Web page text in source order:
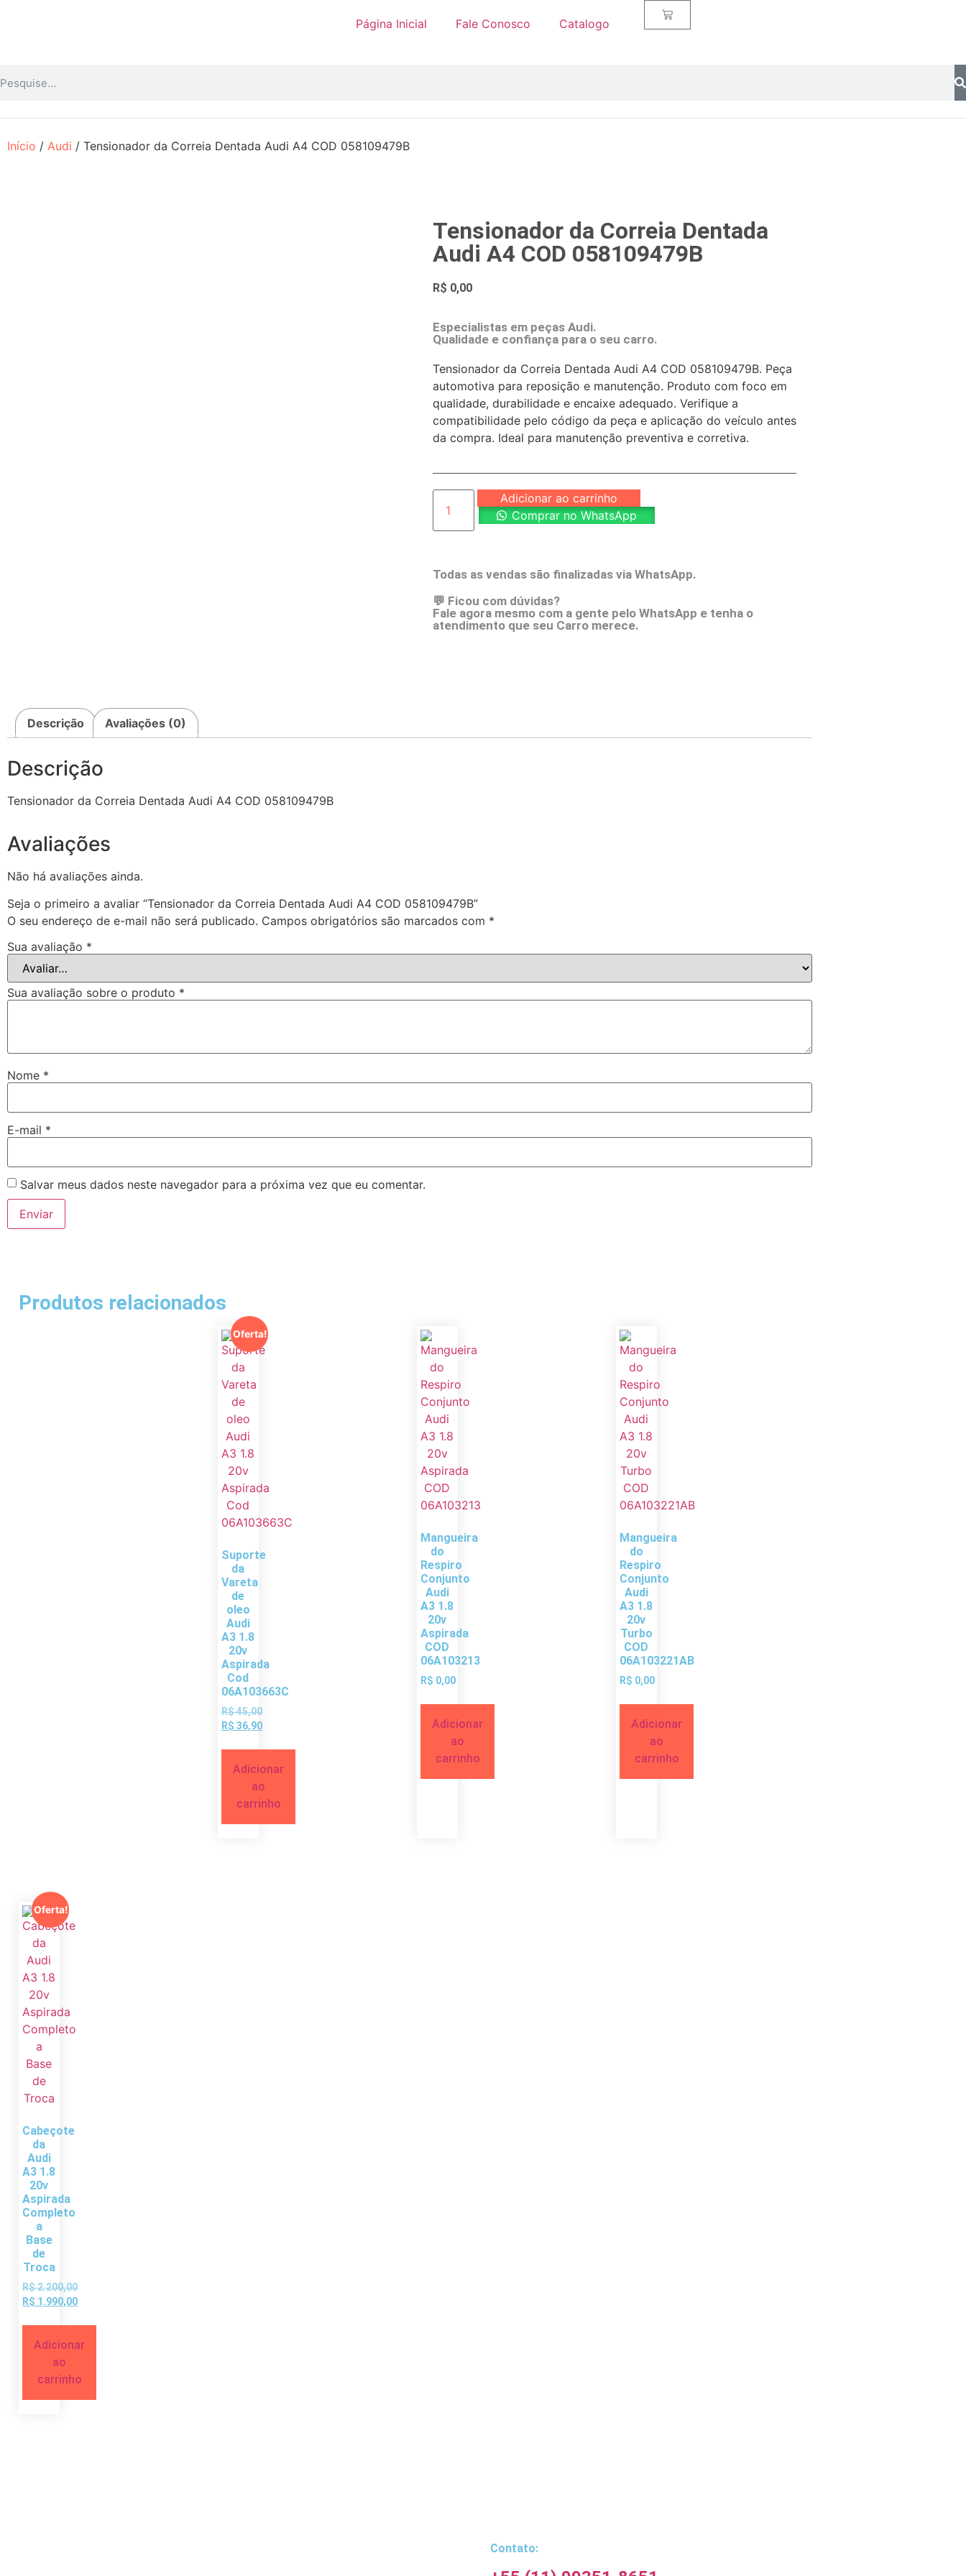
Página Inicial Fale Conosco Catalogo
Início / Audi / Tensionador da Correia Dentada Audi A4 COD 058109479B
Tensionador da Correia Dentada
Audi A4 COD 058109479B
R$ 0,00
Especialistas em peças Audi.
Qualidade e confiança para o seu carro.
Tensionador da Correia Dentada Audi A4 COD 058109479B. Peça
automotiva para reposição e manutenção. Produto com foco em
qualidade, durabilidade e encaixe adequado. Verifique a
compatibilidade pelo código da peça e aplicação do veículo antes
da compra. Ideal para manutenção preventiva e corretiva.
Adicionar ao carrinho
Comprar no WhatsApp
Todas as vendas são finalizadas via WhatsApp.
💬 Ficou com dúvidas?
Fale agora mesmo com a gente pelo WhatsApp e tenha o
atendimento que seu Carro merece.
Descrição Avaliações (0)
Descrição
Tensionador da Correia Dentada Audi A4 COD 058109479B
Avaliações
Não há avaliações ainda.
Seja o primeiro a avaliar “Tensionador da Correia Dentada Audi A4 COD 058109479B”
O seu endereço de e-mail não será publicado. Campos obrigatórios são marcados com *
Sua avaliação *
Sua avaliação sobre o produto *
Nome *
E-mail *
Salvar meus dados neste navegador para a próxima vez que eu comentar.
Produtos relacionados
Oferta!
Suporte
da
Vareta
de
oleo
Audi
A3 1.8
20v
Aspirada
Cod
06A103663C
R$45,00
R$ 36,90
Adicionar
ao
carrinho
Mangueira
do
Respiro
Conjunto
Audi
A3 1.8
20v
Aspirada
COD
06A103213
R$ 0,00
Adicionar
ao
carrinho
Mangueira
do
Respiro
Conjunto
Audi
A3 1.8
20v
Turbo
COD
06A103221AB
R$ 0,00
Adicionar
ao
carrinho
Oferta!
Cabeçote
da
Audi
A3 1.8
20v
Aspirada
Completo
a
Base
de
Troca
R$2.200,00
R$ 1.990,00
Adicionar
ao
carrinho
Contato: